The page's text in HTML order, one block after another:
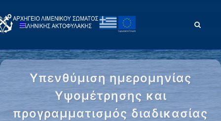
Υπενθύμιση ημερομηνίας
Υψομέτρησης και
προγραμματισμός διαδικασίας